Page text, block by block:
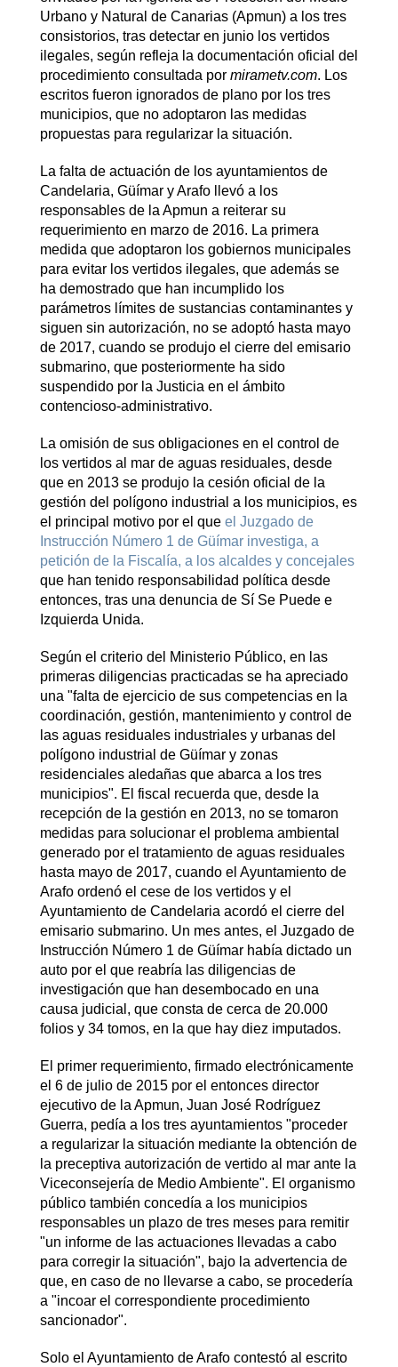
Urbano y Natural de Canarias (Apmun) a los tres
consistorios, tras detectar en junio los vertidos
ilegales, según refleja la documentación oficial del
procedimiento consultada por mirametv.com. Los
escritos fueron ignorados de plano por los tres
municipios, que no adoptaron las medidas
propuestas para regularizar la situación.
La falta de actuación de los ayuntamientos de
Candelaria, Güímar y Arafo llevó a los
responsables de la Apmun a reiterar su
requerimiento en marzo de 2016. La primera
medida que adoptaron los gobiernos municipales
para evitar los vertidos ilegales, que además se
ha demostrado que han incumplido los
parámetros límites de sustancias contaminantes y
siguen sin autorización, no se adoptó hasta mayo
de 2017, cuando se produjo el cierre del emisario
submarino, que posteriormente ha sido
suspendido por la Justicia en el ámbito
contencioso-administrativo.
La omisión de sus obligaciones en el control de
los vertidos al mar de aguas residuales, desde
que en 2013 se produjo la cesión oficial de la
gestión del polígono industrial a los municipios, es
el principal motivo por el que el Juzgado de
Instrucción Número 1 de Güímar investiga, a
petición de la Fiscalía, a los alcaldes y concejales
que han tenido responsabilidad política desde
entonces, tras una denuncia de Sí Se Puede e
Izquierda Unida.
Según el criterio del Ministerio Público, en las
primeras diligencias practicadas se ha apreciado
una "falta de ejercicio de sus competencias en la
coordinación, gestión, mantenimiento y control de
las aguas residuales industriales y urbanas del
polígono industrial de Güímar y zonas
residenciales aledañas que abarca a los tres
municipios". El fiscal recuerda que, desde la
recepción de la gestión en 2013, no se tomaron
medidas para solucionar el problema ambiental
generado por el tratamiento de aguas residuales
hasta mayo de 2017, cuando el Ayuntamiento de
Arafo ordenó el cese de los vertidos y el
Ayuntamiento de Candelaria acordó el cierre del
emisario submarino. Un mes antes, el Juzgado de
Instrucción Número 1 de Güímar había dictado un
auto por el que reabría las diligencias de
investigación que han desembocado en una
causa judicial, que consta de cerca de 20.000
folios y 34 tomos, en la que hay diez imputados.
El primer requerimiento, firmado electrónicamente
el 6 de julio de 2015 por el entonces director
ejecutivo de la Apmun, Juan José Rodríguez
Guerra, pedía a los tres ayuntamientos "proceder
a regularizar la situación mediante la obtención de
la preceptiva autorización de vertido al mar ante la
Viceconsejería de Medio Ambiente". El organismo
público también concedía a los municipios
responsables un plazo de tres meses para remitir
"un informe de las actuaciones llevadas a cabo
para corregir la situación", bajo la advertencia de
que, en caso de no llevarse a cabo, se procedería
a "incoar el correspondiente procedimiento
sancionador".
Solo el Ayuntamiento de Arafo contestó al escrito